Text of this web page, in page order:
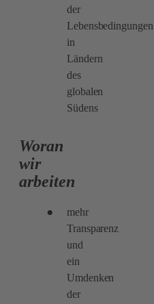
der
Lebensbedingungen
in
Ländern
des
globalen
Südens
Woran
wir
arbeiten
mehr
Transparenz
und
ein
Umdenken
der